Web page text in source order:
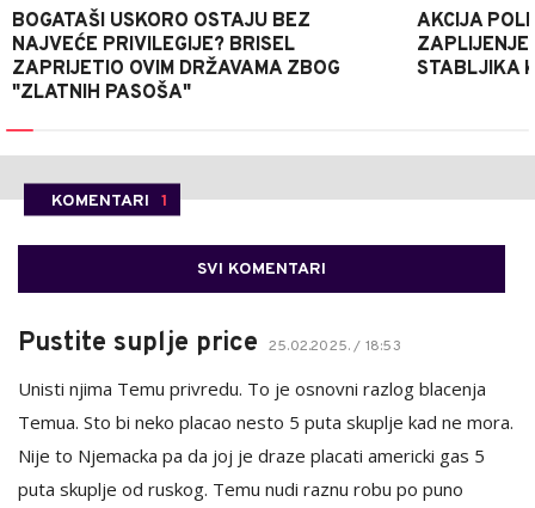
BOGATAŠI USKORO OSTAJU BEZ
NAJVEĆE PRIVILEGIJE? BRISEL
ZAPRIJETIO OVIM DRŽAVAMA ZBOG
"ZLATNIH PASOŠA"
AKCIJA
STABLJIKA
KOMENTARI 1
SVI KOMENTARI
Pustite suplje price 25.02.2025. / 18:53
Unisti njima Temu privredu. To je osnovni razlog blacenja
Temua. Sto bi neko placao nesto 5 puta skuplje kad ne mora.
Nije to Njemacka pa da joj je draze placati americki gas 5
puta skuplje od ruskog. Temu nudi raznu robu po puno